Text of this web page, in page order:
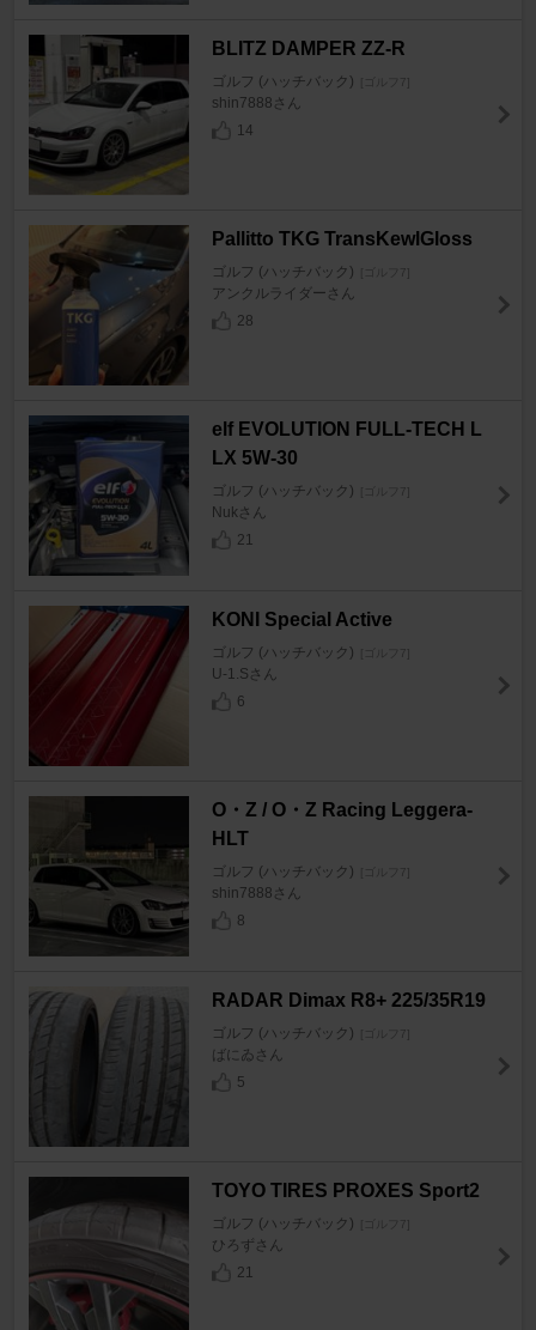
BLITZ DAMPER ZZ-R
ゴルフ (ハッチバック) [ゴルフ7]
shin7888さん
14
Pallitto TKG TransKewlGloss
ゴルフ (ハッチバック) [ゴルフ7]
アンクルライダーさん
28
elf EVOLUTION FULL-TECH L
LX 5W-30
ゴルフ (ハッチバック) [ゴルフ7]
Nukさん
21
KONI Special Active
ゴルフ (ハッチバック) [ゴルフ7]
U-1.Sさん
6
O・Z / O・Z Racing Leggera-
HLT
ゴルフ (ハッチバック) [ゴルフ7]
shin7888さん
8
RADAR Dimax R8+ 225/35R19
ゴルフ (ハッチバック) [ゴルフ7]
ばにゐさん
5
TOYO TIRES PROXES Sport2
ゴルフ (ハッチバック) [ゴルフ7]
ひろずさん
21